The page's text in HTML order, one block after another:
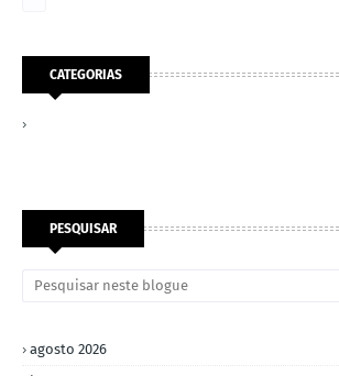
CATEGORIAS
PESQUISAR
agosto 2026